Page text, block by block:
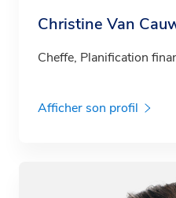
Christine Van
Cheffe, Planification
Afficher son profil